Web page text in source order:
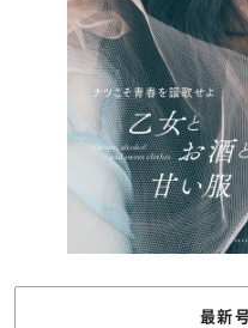
最新